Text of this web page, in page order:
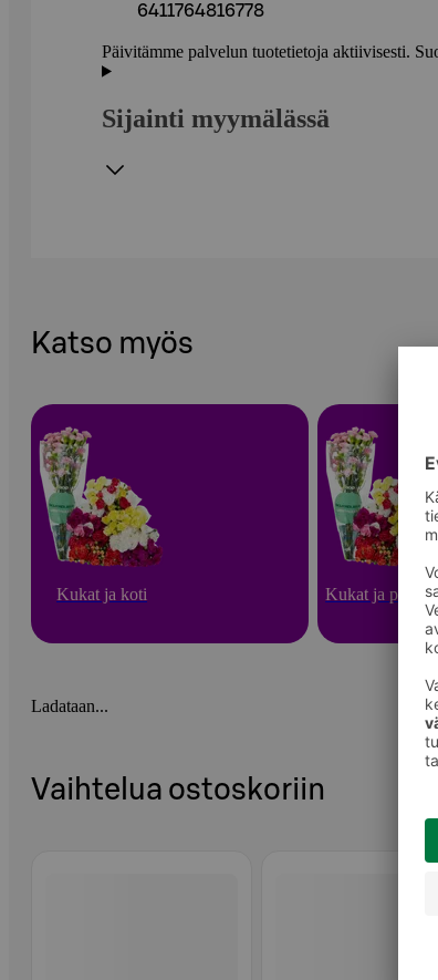
6411764816778
Päivitämme palvelun tuotetietoja aktiivisesti.
Sijainti myymälässä
Katso myös
Kukat ja koti Kukat ja
Ladataan...
Vaihtelua ostoskoriin